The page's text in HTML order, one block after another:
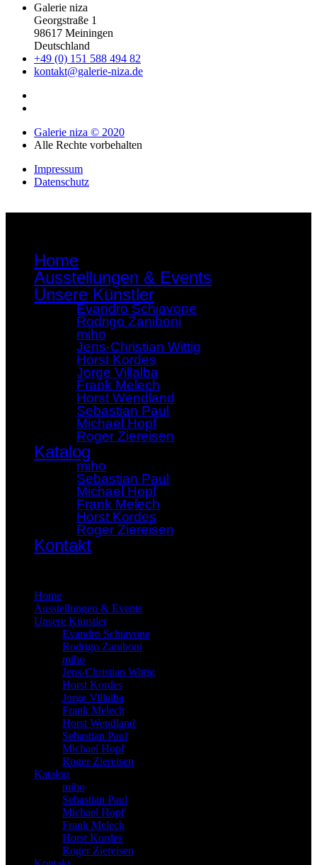
Galerie niza
Georgstraße 1
98617 Meiningen
Deutschland
+49 (0) 151 588 494 82
kontakt@galerie-niza.de
Galerie niza © 2020
Alle Rechte vorbehalten
Impressum
Datenschutz
Home
Ausstellungen & Events
Unsere Künstler
Evandro Schiavone
Rodrigo Zaniboni
miho
Jens-Christian Wittig
Horst Kordes
Jorge Villalba
Frank Melech
Horst Wendland
Sebastian Paul
Michael Hopf
Roger Ziereisen
Katalog
miho
Sebastian Paul
Michael Hopf
Frank Melech
Horst Kordes
Roger Ziereisen
Kontakt
Home
Ausstellungen & Events
Unsere Künstler
Evandro Schiavone
Rodrigo Zaniboni
miho
Jens-Christian Wittig
Horst Kordes
Jorge Villalba
Frank Melech
Horst Wendland
Sebastian Paul
Michael Hopf
Roger Ziereisen
Katalog
miho
Sebastian Paul
Michael Hopf
Frank Melech
Horst Kordes
Roger Ziereisen